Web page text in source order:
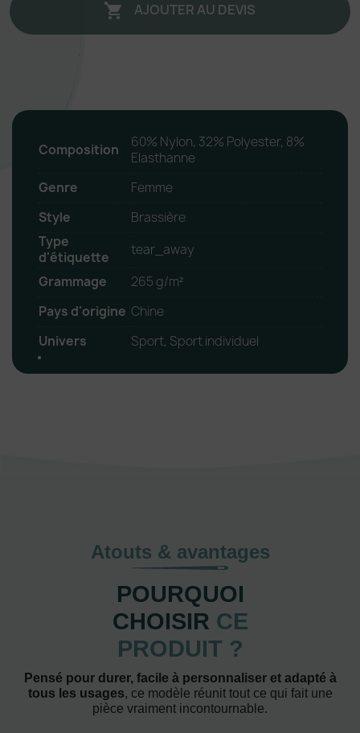
 AJOUTER AU DEVIS
Composition
60% Nylon, 32% Polyester, 8%
Elasthanne
Genre
Femme
Style
Brassière
Type
d'étiquette
tear_away
Grammage
265 g/m²
Pays d'origine Chine
Univers
Sport, Sport individuel
Atouts & avantages
POURQUOI
CHOISIR CE
PRODUIT ?
Pensé pour durer, facile à personnaliser et adapté à
tous les usages, ce modèle réunit tout ce qui fait une
pièce vraiment incontournable.